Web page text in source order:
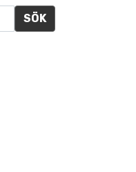
SÖK